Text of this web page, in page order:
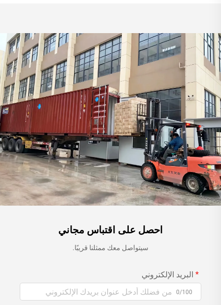
احصل على اقتباس مجاني
سيتواصل معك ممثلنا قريبًا.
البريد الإلكتروني
0/100